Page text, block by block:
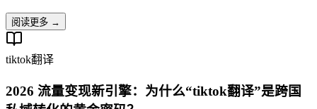
阅读更多 →
tiktok翻译
2026 流量变现新引擎：为什么“tiktok翻译”是跨国